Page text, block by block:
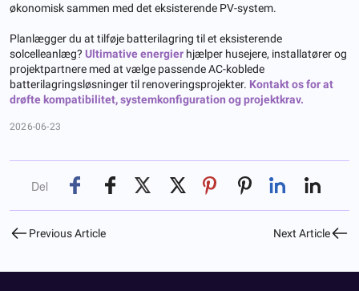
økonomisk sammen med det eksisterende PV-system.
Planlægger du at tilføje batterilagring til et eksisterende
solcelleanlæg? Ultimative energier hjælper husejere, installatører og
projektpartnere med at vælge passende AC-koblede
batterilagringsløsninger til renoveringsprojekter. Kontakt os for at
drøfte kompatibilitet, systemkonfiguration og projektkrav.
2026-06-23
Del
Previous Article Next Article